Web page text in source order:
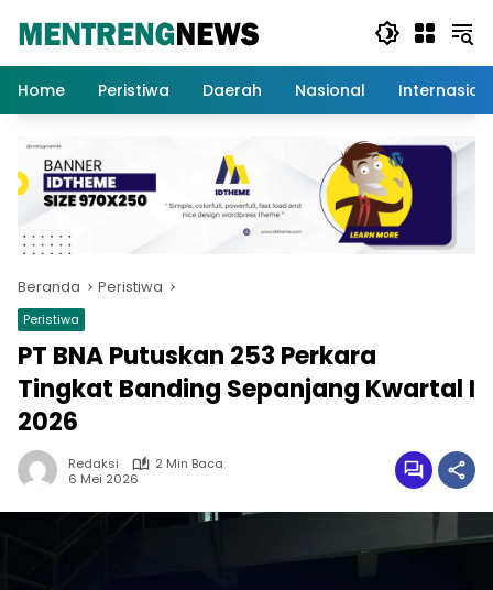
Home
Peristiwa Daerah Nasional
Beranda Peristiwa
Peristiwa
PT BNA Putuskan 253 Perkara
Tingkat Banding Sepanjang Kwartal I
2026
Redaksi
2 Min Baca
6 Mei 2026